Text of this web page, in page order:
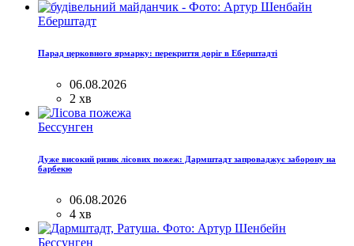
Еберштадт
Парад церковного ярмарку: перекриття доріг в Еберштадті
06.08.2026
2 хв
Бессунген
Дуже високий ризик лісових пожеж: Дармштадт запроваджує заборону на
барбекю
06.08.2026
4 хв
Бессунген